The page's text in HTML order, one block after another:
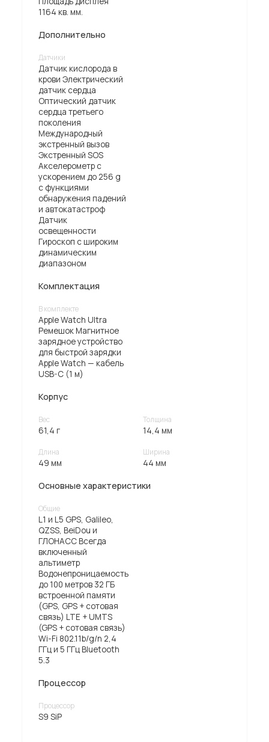
1164 кв. мм.
Дополнительно
Датчики
Датчик кислорода в
крови Электрический
датчик сердца
Оптический датчик
сердца третьего
поколения
Международный
экстренный вызов
Экстренный SOS
Акселерометр с
ускорением до 256 g
с функциями
обнаружения падений
и автокатастроф
Датчик
освещенности
Гироскоп с широким
динамическим
диапазоном
Комплектация
В комплекте
Apple Watch Ultra
Ремешок Магнитное
зарядное устройство
для быстрой зарядки
Apple Watch — кабель
USB-C (1 м)
Корпус
Вес
61,4 г
Длина
49 мм
Толщина
14,4 мм
Ширина
44 мм
Основные характеристики
Общие
L1 и L5 GPS, Galileo,
QZSS, BeiDou и
ГЛОНАСС Всегда
включенный
альтиметр
Водонепроницаемость
до 100 метров 32 ГБ
встроенной памяти
(GPS, GPS + сотовая
связь) LTE + UMTS
(GPS + сотовая связь)
Wi-Fi 802.11b/g/n 2,4
ГГц и 5 ГГц Bluetooth
5.3
Процессор
Процессор
S9 SiP